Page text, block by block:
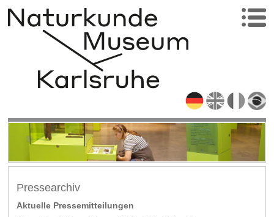
Pressearchiv
Aktuelle Pressemitteilungen